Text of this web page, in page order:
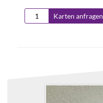
Karten anfragen